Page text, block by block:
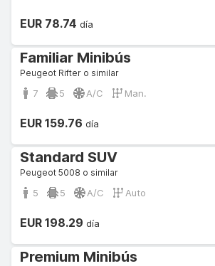
EUR 78.74 día
Familiar Minibús
Peugeot Rifter o similar
7 5 A/C Man.
EUR 159.76 día
Standard SUV
Peugeot 5008 o similar
5 5 A/C Auto
EUR 198.29 día
Premium Minibús